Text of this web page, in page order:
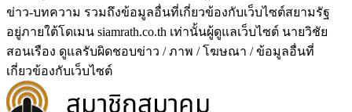
ข่าว-บทความ รวมถึงข้อมูลอื่นที่เกี่ยวข้องกับเว็บไซต์สยามรัฐ
อยู่ภายใต้โดเมน siamrath.co.th เท่านั้นผู้ดูแลเว็บไซต์ นายวิชัย
สอนเรือง ดูแลรับผิดชอบข่าว / ภาพ / โฆษณา / ข้อมูลอื่นที่
เกี่ยวข้องกับเว็บไซต์